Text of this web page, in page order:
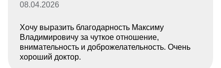
08.04.2026
Хочу выразить благодарность Максиму
Владимировичу за чуткое отношение,
внимательность и доброжелательность. Очень
хороший доктор.